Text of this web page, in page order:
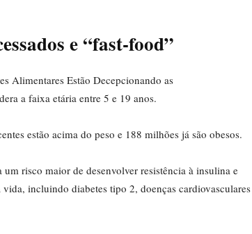
​​e “fast-food”
Alimentares Estão Decepcionando as
a faixa etária entre 5 e 19 anos.
estão acima do peso e 188 milhões já são obesos.
risco maior de desenvolver resistência à insulina e
incluindo diabetes tipo 2, doenças cardiovasculares